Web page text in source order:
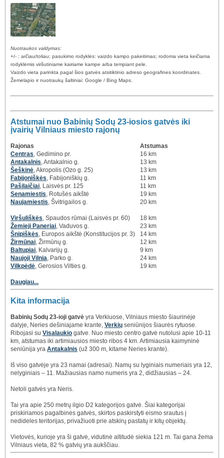
Nuotraukos valdymas:
+/- : arčiau/toliau; pasukimo rodyklės: vaizdo kampo pakeitimas; rodoma vieta keičiama
rodyklėmis viršutiniame kairiame kampe arba tempiant pele.
Vaizdo vieta parinkta pagal šios gatvės atsitiktinio adreso geografines koordinates.
Žemėlapio ir nuotraukų šaltiniai: Google / Bing Maps.
Atstumai nuo Babinių Sodų 23-iosios gatvės iki
įvairių Vilniaus miesto rajonų
Rajonas
Atstumas
Centras, Gedimino pr.
16 km
Antakalnis, Antakalnio g.
13 km
Šeškinė, Akropolis (Ozo g. 25)
13 km
Fabijoniškės, Fabijoniškių g.
11 km
Pašilaičiai, Laisvės pr. 125
11 km
Senamiestis, Rotušės aikštė
19 km
Naujamiestis, Švitrigailos g. 20 km
Viršuliškės, Spaudos rūmai (Laisvės pr. 60)
18 km
Žemieji Paneriai, Vaduvos g.
23 km
Šnipiškės, Europos aikštė (Konstitucijos pr. 3)
14 km
Žirmūnai, Žirmūnų g.
12 km
Baltupiai, Kalvarijų g.
9 km
Naujoji Vilnia, Parko g.
24 km
Vilkpėdė, Gerosios Vilties g. 19 km
Daugiau...
Kita informacija
Babinių Sodų 23-ioji gatvė yra Verkiuose, Vilniaus miesto šiaurinėje
dalyje, Neries dešiniajame krante, Verkių seniūnijos šiaurės rytuose.
Ribojasi su Visalaukio gatve. Nuo miesto centro gatvė nutolusi apie 10-11
km, atstumas iki artimiausios miesto ribos 4 km. Artimiausia kaimyninė
seniūnija yra Antakalnis (už 300 m, kitame Neries krante).
Iš viso gatvėje yra 23 namai (adresai). Namų su lyginiais numeriais yra 12,
nelyginiais – 11. Mažiausias namo numeris yra 2, didžiausias – 24.
Netoli gatvės yra Neris.
Tai yra apie 250 metrų ilgio D2 kategorijos gatvė. Šiai kategorijai
priskiriamos pagalbinės gatvės, skirtos paskirstyti eismo srautus į
nedideles teritorijas, privažiuoti prie atskirų pastatų ir kitų objektų.
Vietovės, kurioje yra ši gatvė, vidutinė altitudė siekia 121 m. Tai gana žema
Vilniaus vieta, 82 % gatvių yra aukščiau.